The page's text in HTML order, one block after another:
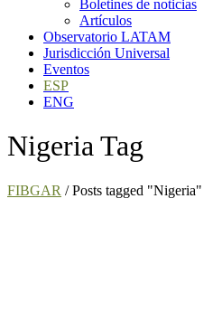
Boletines de noticias
Artículos
Observatorio LATAM
Jurisdicción Universal
Eventos
ESP
ENG
Nigeria Tag
FIBGAR /Posts tagged "Nigeria"